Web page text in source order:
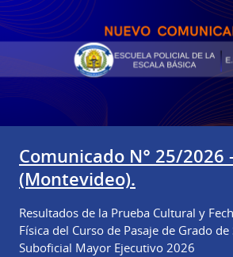
Comunicado N° 25/2026
(Montevideo).
Resultados de la Prueba Cultural y
Física del Curso de Pasaje de Grado de
Suboficial Mayor Ejecutivo 2026